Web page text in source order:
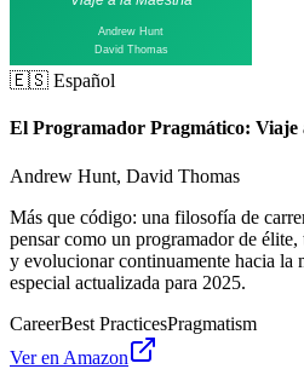
🇪🇸 Español
El Programador Pragmático: Viaje
Andrew Hunt, David Thomas
Más que código: una filosofía de
pensar como un programador de élite,
y evolucionar continuamente hacia la
especial actualizada para 2025.
CareerBest PracticesPragmatism
Ver en Amazon